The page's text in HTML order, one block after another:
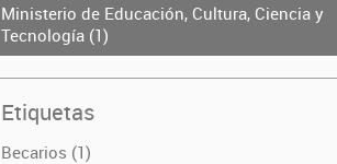
Ministerio de Educación, Cultura, Ciencia y
Tecnología (1)
Etiquetas
Becarios (1)